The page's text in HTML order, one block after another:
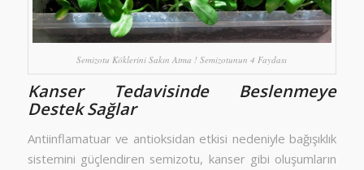
Semizotu Köklerini Sakın Atma ! Semizotunun 4 Faydası
Kanser Tedavisinde Beslenmeye
Destek Sağlar
Antiinflamatuar ve antioksidan etkisi nedeniyle bağışıklık
sistemini güçlendiren semizotu, kanser gibi oluşumların